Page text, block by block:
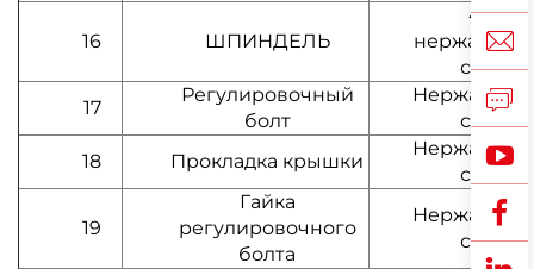
16 ШПИНДЕЛЬ
420
сталь
17
Регулировочный
болт
сталь
18
Прокладка крышки
сталь
19
Гайка
регулировочного
болта
сталь